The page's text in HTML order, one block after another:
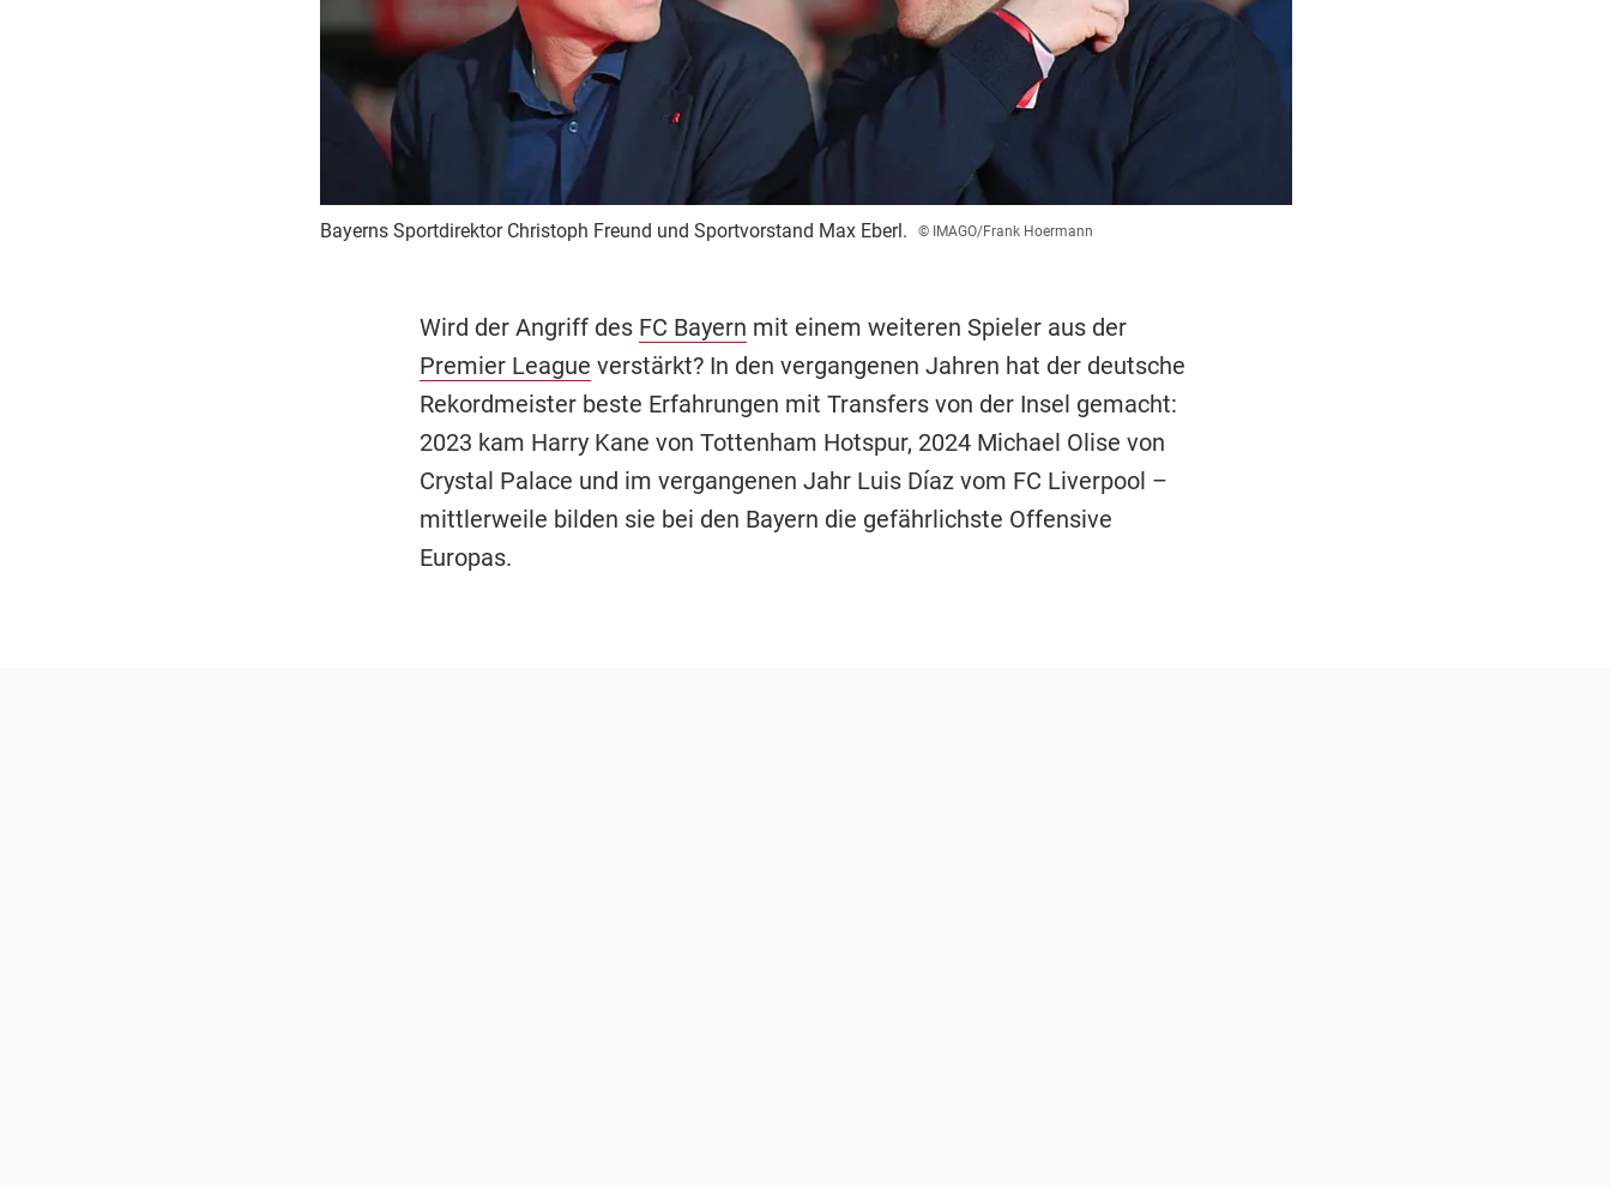
Bayerns Sportdirektor Christoph Freund und Sportvorstand Max Eberl. © IMAGO/Frank Hoermann
Wird der Angriff des FC Bayern mit einem weiteren Spieler aus der
Premier League verstärkt? In den vergangenen Jahren hat der deutsche
Rekordmeister beste Erfahrungen mit Transfers von der Insel gemacht:
2023 kam Harry Kane von Tottenham Hotspur, 2024 Michael Olise von
Crystal Palace und im vergangenen Jahr Luis Díaz vom FC Liverpool –
mittlerweile bilden sie bei den Bayern die gefährlichste Offensive
Europas.